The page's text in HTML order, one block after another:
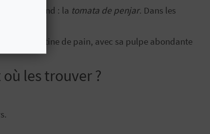
vous attend : la tomata de penjar. Dans les
sur une tartine de pain, avec sa pulpe abondante
les trouver ?